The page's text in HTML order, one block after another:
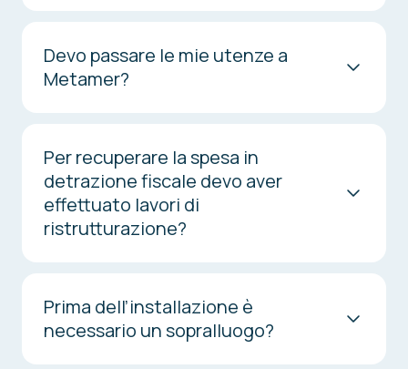
Devo passare le mie utenze a
Metamer?
Per recuperare la spesa in
detrazione fiscale devo aver
effettuato lavori di
ristrutturazione?
Prima dell’installazione è
necessario un sopralluogo?